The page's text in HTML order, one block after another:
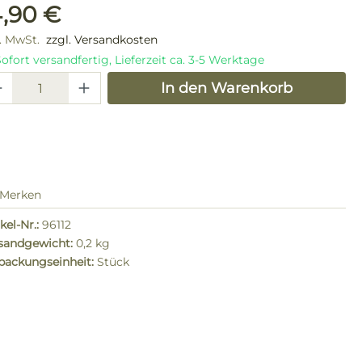
Preis:
€
MwSt. zzgl. Versandkosten
versandfertig, Lieferzeit ca. 3-5 Werktage
Anzahl: Gib denIn den Warenkorb
Merken
Nr.: 96112
0,2 kg
Stück